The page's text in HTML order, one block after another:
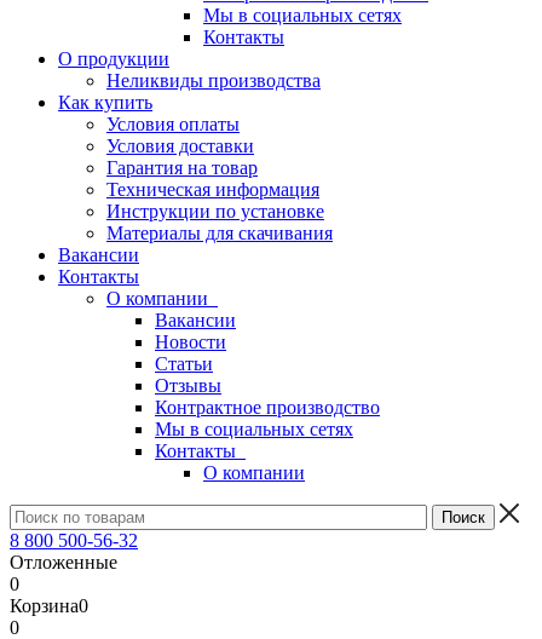
Мы в социальных сетях
Контакты
О продукции
Неликвиды производства
Как купить
Условия оплаты
Условия доставки
Гарантия на товар
Техническая информация
Инструкции по установке
Материалы для скачивания
Вакансии
Контакты
О компании
Вакансии
Новости
Статьи
Отзывы
Контрактное производство
Мы в социальных сетях
Контакты
О компании
8 800 500-56-32
Отложенные
0
Корзина0
0